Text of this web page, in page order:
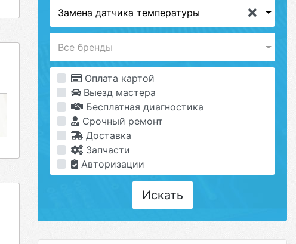
Замена датчика температуры
Все бренды
Оплата картой
Выезд мастера
Бесплатная диагностика
Срочный ремонт
Доставка
Запчасти
Авторизации
Искать